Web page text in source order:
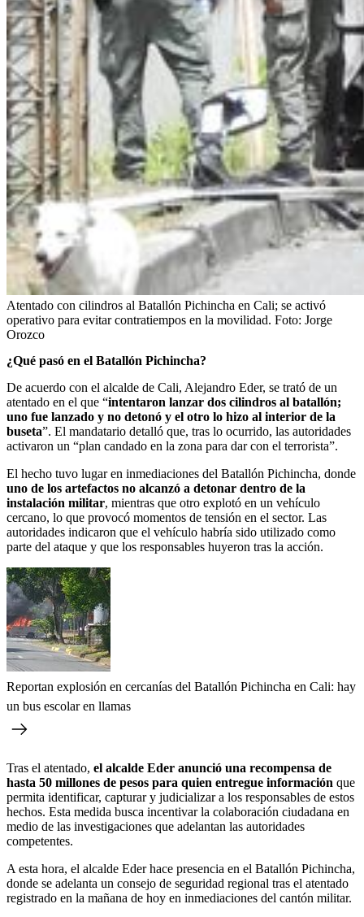
Atentado con cilindros al Batallón Pichincha en Cali; se activó
operativo para evitar contratiempos en la movilidad. Foto: Jorge
Orozco
¿Qué pasó en el Batallón Pichincha?
De acuerdo con el alcalde de Cali, Alejandro Eder, se trató de un
atentado en el que “intentaron lanzar dos cilindros al batallón;
uno fue lanzado y no detonó y el otro lo hizo al interior de la
buseta”. El mandatario detalló que, tras lo ocurrido, las autoridades
activaron un “plan candado en la zona para dar con el terrorista”.
El hecho tuvo lugar en inmediaciones del Batallón Pichincha, donde
uno de los artefactos no alcanzó a detonar dentro de la
instalación militar, mientras que otro explotó en un vehículo
cercano, lo que provocó momentos de tensión en el sector. Las
autoridades indicaron que el vehículo habría sido utilizado como
parte del ataque y que los responsables huyeron tras la acción.
Reportan explosión en cercanías del Batallón Pichincha en Cali: hay
un bus escolar en llamas
Tras el atentado, el alcalde Eder anunció una recompensa de
hasta 50 millones de pesos para quien entregue información que
permita identificar, capturar y judicializar a los responsables de estos
hechos. Esta medida busca incentivar la colaboración ciudadana en
medio de las investigaciones que adelantan las autoridades
competentes.
A esta hora, el alcalde Eder hace presencia en el Batallón Pichincha,
donde se adelanta un consejo de seguridad regional tras el atentado
registrado en la mañana de hoy en inmediaciones del cantón militar.